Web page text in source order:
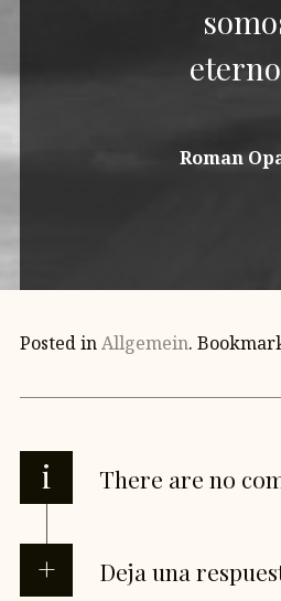
Roman
Posted inAllgemein.
i There are no
Deja una